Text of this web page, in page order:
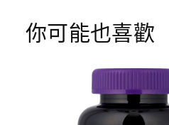
你可能也喜歡